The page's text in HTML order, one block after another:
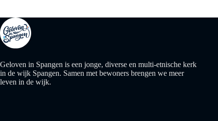
Geloven in Spangen is een jonge, diverse en multi-etnische kerk
in de wijk Spangen. Samen met bewoners brengen we meer
leven in de wijk.